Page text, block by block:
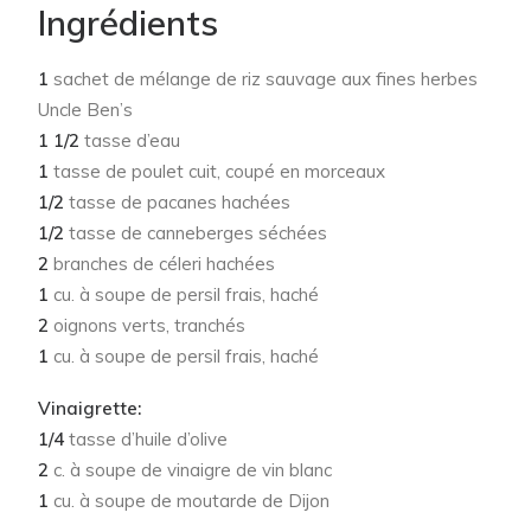
Ingrédients
1 sachet de mélange de riz sauvage aux fines herbes
Uncle Ben’s
1 1/2 tasse d’eau
1 tasse de poulet cuit, coupé en morceaux
1/2 tasse de pacanes hachées
1/2 tasse de canneberges séchées
2 branches de céleri hachées
1 cu. à soupe de persil frais, haché
2 oignons verts, tranchés
1 cu. à soupe de persil frais, haché
Vinaigrette:
1/4 tasse d’huile d’olive
2 c. à soupe de vinaigre de vin blanc
1 cu. à soupe de moutarde de Dijon